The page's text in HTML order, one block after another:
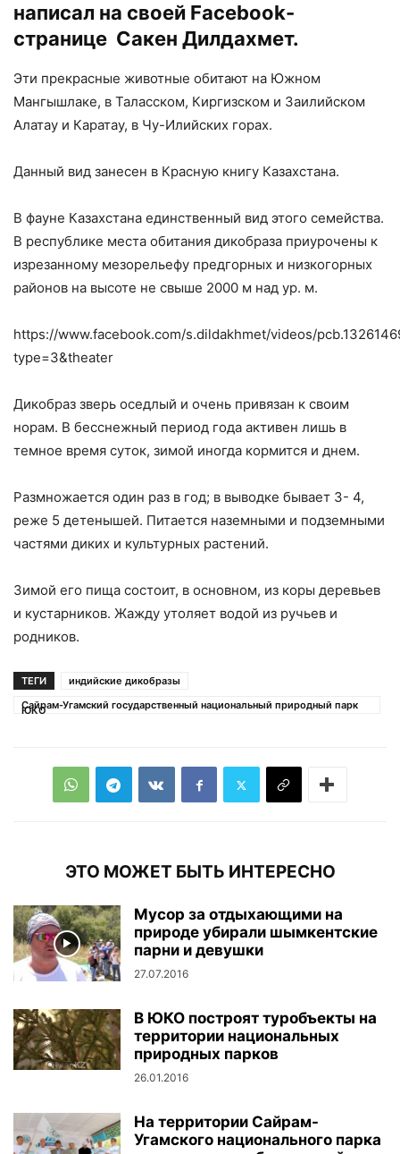
написал на своей Facebook-
странице Сакен Дилдахмет.
Эти прекрасные животные обитают на Южном
Мангышлаке, в Таласском, Киргизском и Заилийском
Алатау и Каратау, в Чу-Илийских горах.
Данный вид занесен в Красную книгу Казахстана.
В фауне Казахстана единственный вид этого семейства.
В республике места обитания дикобраза приурочены к
изрезанному мезорельефу предгорных и низкогорных
районов на высоте не свыше 2000 м над ур. м.
https://www.facebook.com/s.dildakhmet/videos/
type=3&theater
Дикобраз зверь оседлый и очень привязан к своим
норам. В бесснежный период года активен лишь в
темное время суток, зимой иногда кормится и днем.
Размножается один раз в год; в выводке бывает 3- 4,
реже 5 детенышей. Питается наземными и подземными
частями диких и культурных растений.
Зимой его пища состоит, в основном, из коры деревьев
и кустарников. Жажду утоляет водой из ручьев и
родников.
ТЕГИ
индийские дикобразы
Сайрам-Угамский государственный национальный природный парк
ЮКО
ЭТО МОЖЕТ БЫТЬ ИНТЕРЕСНО
Мусор за отдыхающими на
природе убирали шымкентские
парни и девушки
27.07.2016
В ЮКО построят туробъекты на
территории национальных
природных парков
26.01.2016
На территории Сайрам-
Угамского национального парка